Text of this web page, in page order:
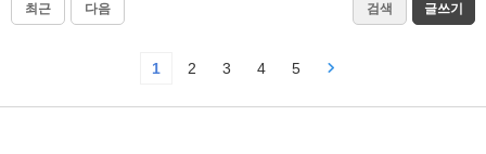
최근 다음 검색 글쓰기
1 2 3 4 5